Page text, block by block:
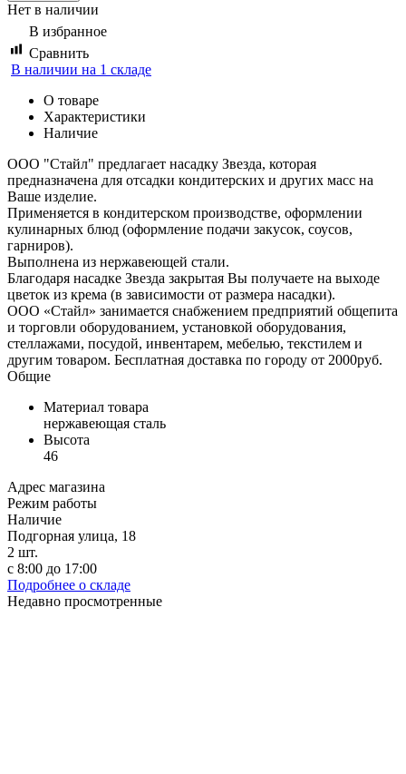
Нет в наличии
В избранное
Сравнить
В наличии на 1 складе
О товаре
Характеристики
Наличие
ООО "Стайл" предлагает насадку Звезда, которая
предназначена для отсадки кондитерских и других масс на
Ваше изделие.
Применяется в кондитерском производстве, оформлении
кулинарных блюд (оформление подачи закусок, соусов,
гарниров).
Выполнена из нержавеющей стали.
Благодаря насадке Звезда закрытая Вы получаете на выходе
цветок из крема (в зависимости от размера насадки).
ООО «Стайл» занимается снабжением предприятий общепита
и торговли оборудованием, установкой оборудования,
стеллажами, посудой, инвентарем, мебелью, текстилем и
другим товаром. Бесплатная доставка по городу от 2000руб.
Общие
Материал товара
нержавеющая сталь
Высота
46
Адрес магазина
Режим работы
Наличие
Подгорная улица, 18
2 шт.
с 8:00 до 17:00
Подробнее о складе
Недавно просмотренные